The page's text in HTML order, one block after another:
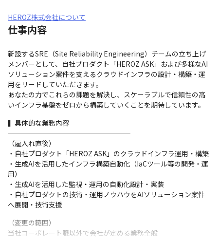
HEROZ株式会社について
仕事内容
新設するSRE（Site Reliability Engineering）チームの立ち上げ
メンバーとして、自社プロダクト「HEROZ ASK」および多様なAI
ソリューション案件を支えるクラウドインフラの設計・構築・運
用をリードしていただきます。
あなたの力でこれらの課題を解決し、スケーラブルで信頼性の高
いインフラ基盤をゼロから構築していくことを期待しています。
▍具体的な業務内容
──────────────────
（雇入れ直後）
・自社プロダクト「HEROZ ASK」のクラウドインフラ運用・構築
・生成AIを活用したインフラ構築自動化（IaCツール等の開発・運
用）
・生成AIを活用した監視・運用の自動化設計・実装
・自社プロダクトの技術・運用ノウハウをAIソリューション案件
へ展開・技術支援
（変更の範囲）
当社コーポレート職以外で会社が定める業務全般